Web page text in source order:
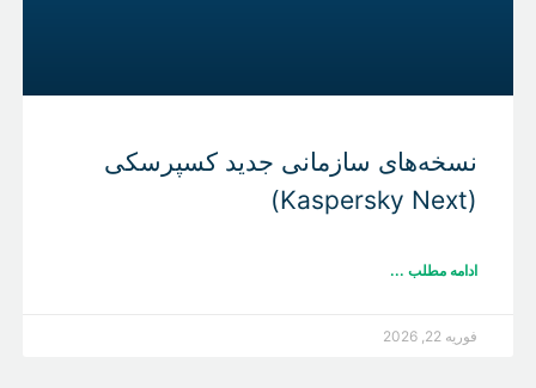
نسخه‌های سازمانی جدید کسپرسکی
(Kaspersky Next)
ادامه مطلب ...
فوریه 22, 2026